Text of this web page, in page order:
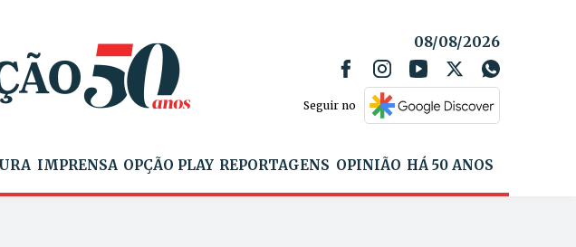
08/08/2026
Seguir no
IMPRENSA OPÇÃO PLAY REPORTAGENS OPINIÃO HÁ 50 ANOS